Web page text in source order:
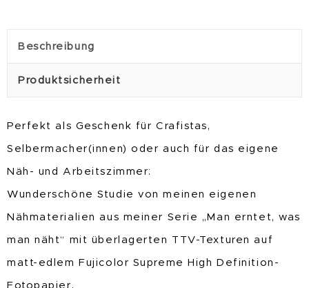
Menge
Beschreibung
Produktsicherheit
Perfekt als Geschenk für Crafistas,
Selbermacher(innen) oder auch für das eigene
Näh- und Arbeitszimmer:
Wunderschöne Studie von meinen eigenen
Nähmaterialien aus meiner Serie „Man erntet, was
man näht“ mit überlagerten TTV-Texturen auf
matt-edlem Fujicolor Supreme High Definition-
Fotopapier.